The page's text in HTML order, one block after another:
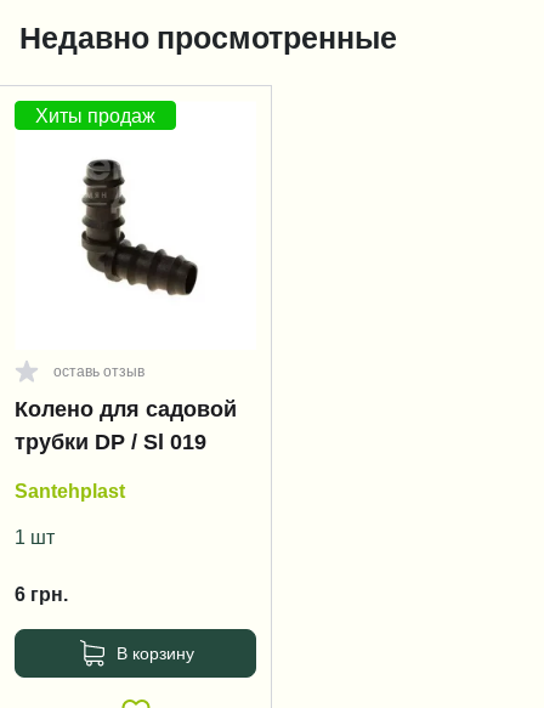
Недавно просмотренные
Хиты продаж
оставь отзыв
Колено для садовой
трубки DP / Sl 019
Santehplast
1 шт
6 грн.
В корзину